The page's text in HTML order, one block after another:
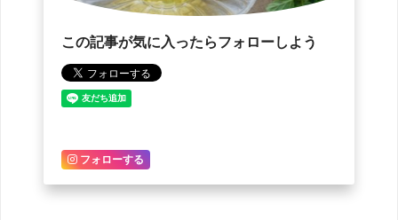
この記事が気に入ったらフォローしよう
フォローする